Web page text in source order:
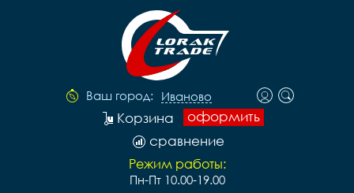
Ваш город: Иваново
оформить
Корзина
сравнение
Режим работы:
Пн-Пт 10.00-19.00